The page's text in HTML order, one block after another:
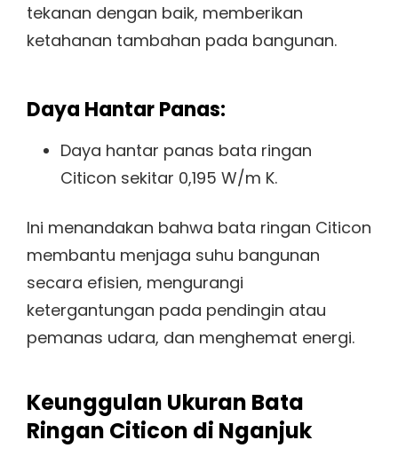
tekanan dengan baik, memberikan
ketahanan tambahan pada bangunan.
Daya Hantar Panas:
Daya hantar panas bata ringan
Citicon sekitar 0,195 W/m K.
Ini menandakan bahwa bata ringan Citicon
membantu menjaga suhu bangunan
secara efisien, mengurangi
ketergantungan pada pendingin atau
pemanas udara, dan menghemat energi.
Keunggulan Ukuran Bata
Ringan Citicon di Nganjuk